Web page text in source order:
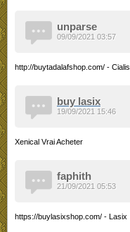
unparse
http://buytadalafshop.com/ - Cialis
09/09/2021 03:57
buy lasix
Xenical Vrai Acheter
19/09/2021 15:46
faphith
https://buylasixshop.com/ - Lasix
21/09/2021 05:53